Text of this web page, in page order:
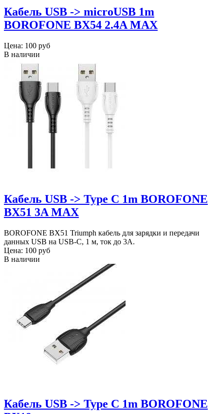
Кабель USB -> microUSB 1m
BOROFONE BX54 2.4A MAX
Цена: 100 руб
В наличии
Кабель USB -> Type C 1m BOROFONE
BX51 3A MAX
BOROFONE BX51 Triumph кабель для зарядки и передачи
данных USB на USB-C, 1 м, ток до 3A.
Цена: 100 руб
В наличии
Кабель USB -> Type C 1m BOROFONE